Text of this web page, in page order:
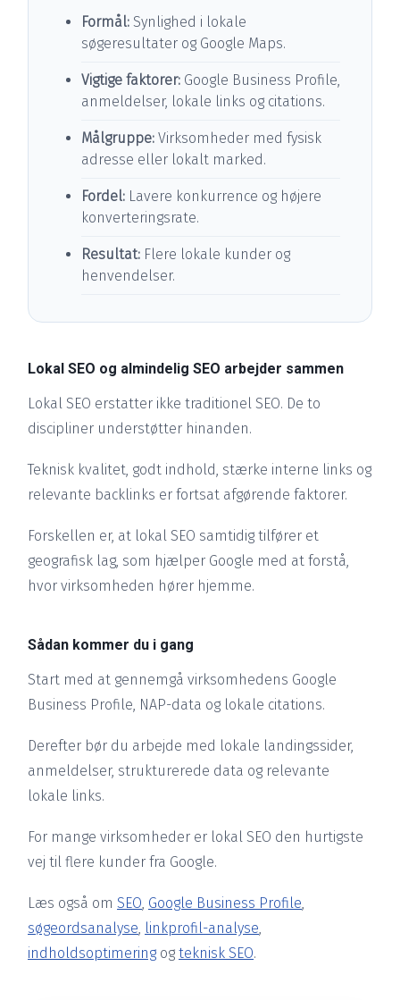
Formål: Synlighed i lokale
søgeresultater og Google Maps.
Vigtige faktorer: Google Business Profile,
anmeldelser, lokale links og citations.
Målgruppe: Virksomheder med fysisk
adresse eller lokalt marked.
Fordel: Lavere konkurrence og højere
konverteringsrate.
Resultat: Flere lokale kunder og
henvendelser.
Lokal SEO og almindelig SEO arbejder sammen
Lokal SEO erstatter ikke traditionel SEO. De to
discipliner understøtter hinanden.
Teknisk kvalitet, godt indhold, stærke interne links og
relevante backlinks er fortsat afgørende faktorer.
Forskellen er, at lokal SEO samtidig tilfører et
geografisk lag, som hjælper Google med at forstå,
hvor virksomheden hører hjemme.
Sådan kommer du i gang
Start med at gennemgå virksomhedens Google
Business Profile, NAP-data og lokale citations.
Derefter bør du arbejde med lokale landingssider,
anmeldelser, strukturerede data og relevante
lokale links.
For mange virksomheder er lokal SEO den hurtigste
vej til flere kunder fra Google.
Læs også om SEO Google Business Profile
søgeordsanalyse linkprofil-analyse
indholdsoptimering og teknisk SEO.